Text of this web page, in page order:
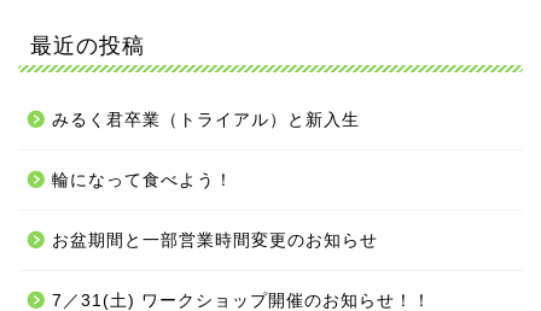
最近の投稿
みるく君卒業（トライアル）と新入生
輪になって食べよう！
お盆期間と一部営業時間変更のお知らせ
7／31(土) ワークショップ開催のお知らせ！！